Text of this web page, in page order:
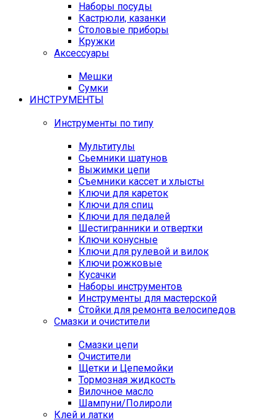
Наборы посуды
Кастрюли, казанки
Столовые приборы
Кружки
Аксессуары
Мешки
Сумки
ИНСТРУМЕНТЫ
Инструменты по типу
Мультитулы
Сьемники шатунов
Выжимки цепи
Съемники кассет и хлысты
Ключи для кареток
Ключи для спиц
Ключи для педалей
Шестигранники и отвертки
Ключи конусные
Ключи для рулевой и вилок
Ключи рожковые
Кусачки
Наборы инструментов
Инструменты для мастерской
Стойки для ремонта велосипедов
Смазки и очистители
Смазки цепи
Очистители
Щетки и Цепемойки
Тормозная жидкость
Вилочное масло
Шампуни/Полироли
Клей и латки